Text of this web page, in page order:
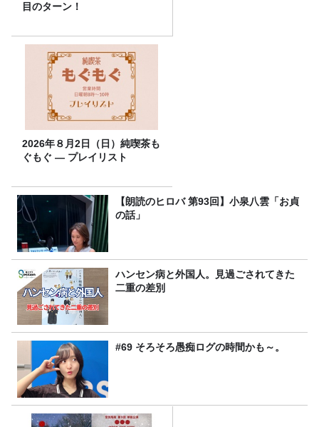
目のターン！
2026年８月2日（日）純喫茶も
ぐもぐ ― プレイリスト
【朗読のヒロバ 第93回】小泉八雲「お貞
の話」
ハンセン病と外国人。見過ごされてきた
二重の差別
#69 そろそろ愚痴ログの時間かも～。